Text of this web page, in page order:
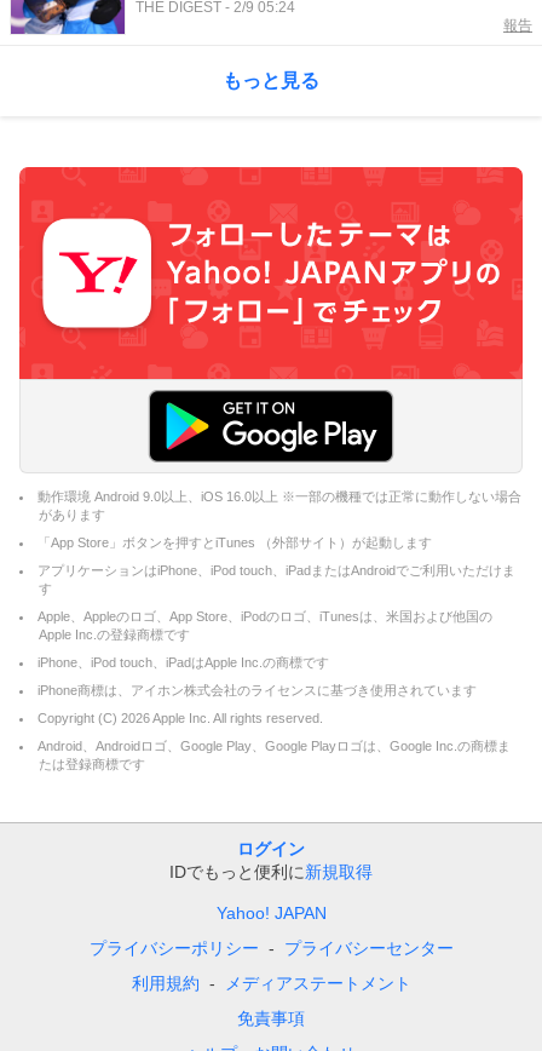
THE DIGEST - 2/9 05:24
報告
もっと見る
動作環境 Android 9.0以上、iOS 16.0以上 ※一部の機種では正常に動作しない場合
があります
「App Store」ボタンを押すとiTunes （外部サイト）が起動します
アプリケーションはiPhone、iPod touch、iPadまたはAndroidでご利用いただけま
す
Apple、Appleのロゴ、App Store、iPodのロゴ、iTunesは、米国および他国の
Apple Inc.の登録商標です
iPhone、iPod touch、iPadはApple Inc.の商標です
iPhone商標は、アイホン株式会社のライセンスに基づき使用されています
Copyright (C) 2026Apple Inc. All rights reserved.
Android、Androidロゴ、Google Play、Google Playロゴは、Google Inc.の商標ま
たは登録商標です
ログイン
IDでもっと便利に新規取得
Yahoo! JAPAN
プライバシーポリシー
プライバシーセンター
利用規約
メディアステートメント
免責事項